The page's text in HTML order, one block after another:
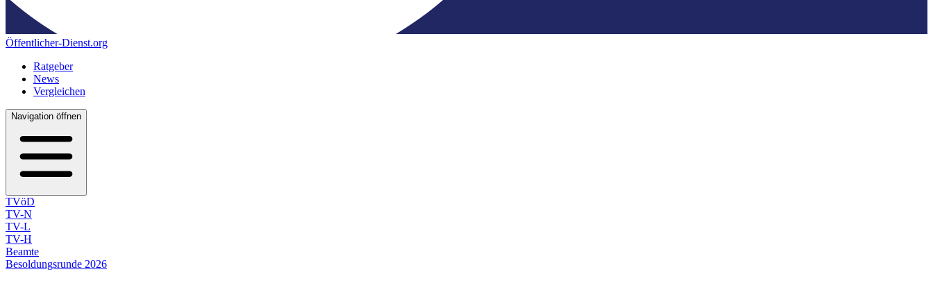
Öffentlicher-Dienst.org
Ratgeber
News
Vergleichen
Navigation öffnen
TVöD
TV-N
TV-L
TV-H
Beamte
Besoldungsrunde 2026